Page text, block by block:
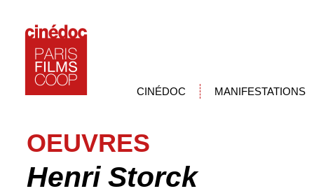
CINÉDOC MANIFESTATIONS
OEUVRES
Henri Storck